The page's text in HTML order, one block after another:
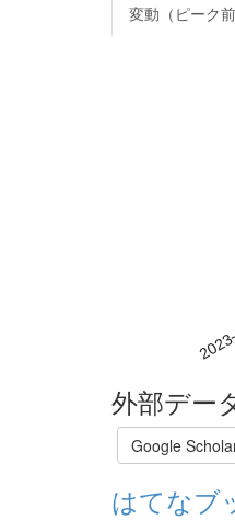
変動（ピーク前
外部デー
Google
はてなブ